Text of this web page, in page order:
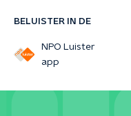
BELUISTER IN DE
NPO Luister
app